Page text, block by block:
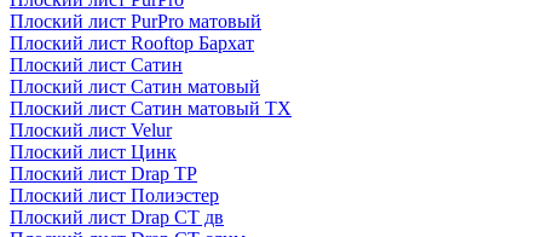
Плоский лист PurPro матовый
Плоский лист Rooftop Бархат
Плоский лист Сатин
Плоский лист Сатин матовый
Плоский лист Сатин матовый TX
Плоский лист Velur
Плоский лист Цинк
Плоский лист Drap ТР
Плоский лист Полиэстер
Плоский лист Drap СТ дв